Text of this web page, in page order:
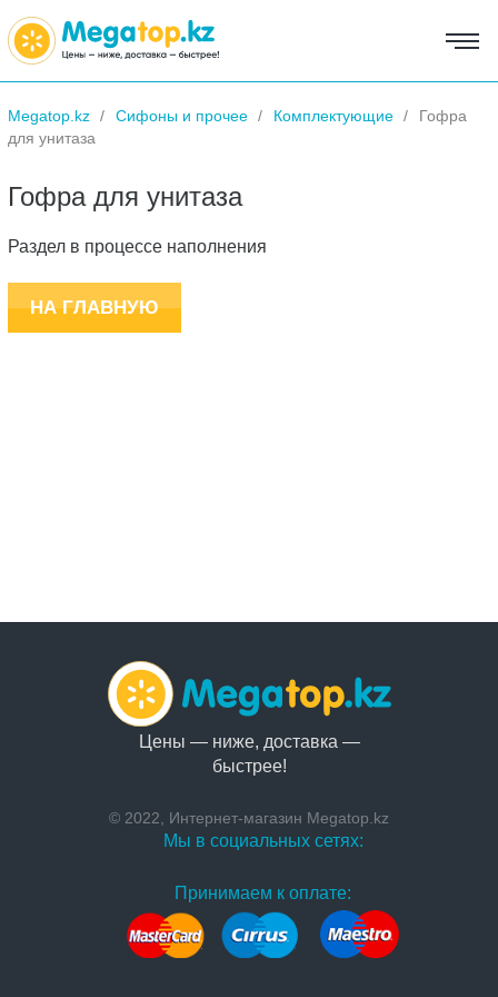
Megatop.kz Сифоны и прочее Комплектующие
Гофра
для унитаза
Гофра для унитаза
Раздел в процессе наполнения
НА ГЛАВНУЮ
Цены — ниже, доставка —
быстрее!
© 2022, Интернет-магазин Megatop.kz
Мы в социальных сетях:
Принимаем к оплате: